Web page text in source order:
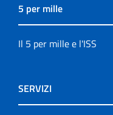
5 per mille
Il 5 per mille e l'ISS
SERVIZI